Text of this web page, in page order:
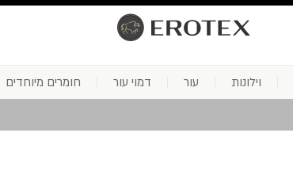
וילונות עור דמוי עור חומרים מיוחדים